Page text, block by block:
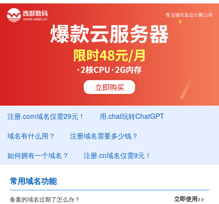
注册.com域名仅需29元！
用.chat玩转ChatGPT
域名有什么用？
注册域名需要多少钱？
如何拥有一个域名？
注册.cn域名仅需9元！
常用域名功能
备案的域名过期了怎么办？ 立即使用>>